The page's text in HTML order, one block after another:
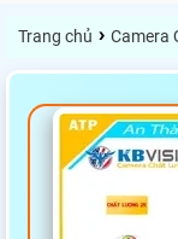
Trang chủ › Camera